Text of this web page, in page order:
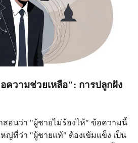
ความช่วยเหลือ": การปลูกฝัง
สอนว่า "ผู้ชายไม่ร้องไห้" ข้อความนี้
ญ่ที่ว่า "ผู้ชายแท้" ต้องเข้มแข็ง เป็น